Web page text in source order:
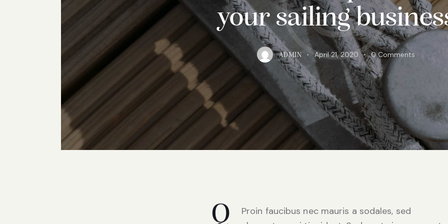
your sailing
ADMIN April 21, 2020 0 Comments
Q
Proin faucibus nec mauris a sodales, sed